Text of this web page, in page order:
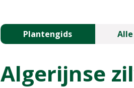
Plantengids
Algerijnse